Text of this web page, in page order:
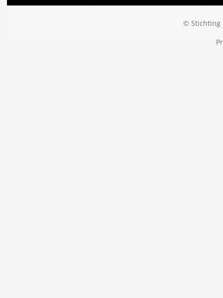
© Stichting